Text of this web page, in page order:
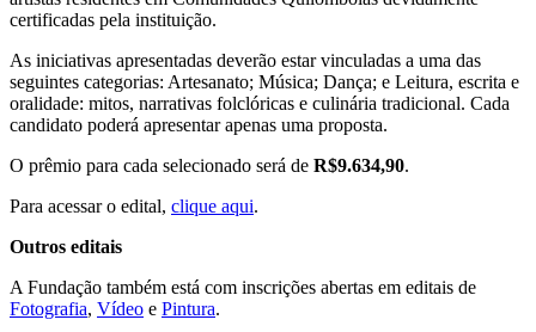
certificadas pela instituição.
As iniciativas apresentadas deverão estar vinculadas a uma das
seguintes categorias: Artesanato; Música; Dança; e Leitura, escrita e
oralidade: mitos, narrativas folclóricas e culinária tradicional. Cada
candidato poderá apresentar apenas uma proposta.
O prêmio para cada selecionado será de R$9.634,90.
Para acessar o edital, clique aqui.
Outros editais
A Fundação também está com inscrições abertas em editais de
Fotografia, Vídeo e Pintura.